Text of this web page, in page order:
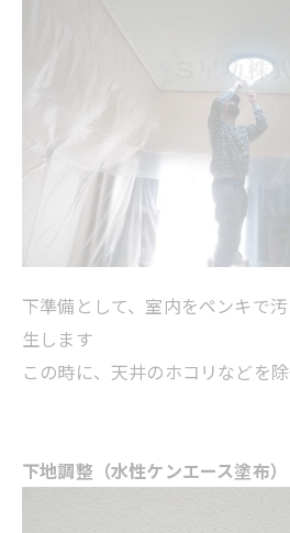
下準備として、室内をペンキで
生します
この時に、天井のホコリなどを
下地調整（水性ケンエース塗布）